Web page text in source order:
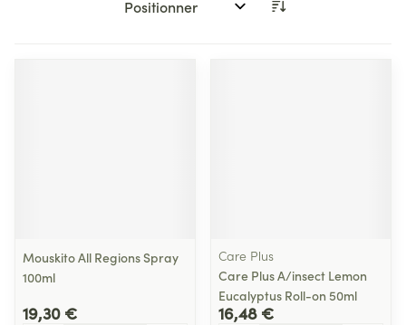
Trier par:
Mouskito All Regions Spray
100ml
19,30 €
Care Plus
Care Plus A/insect Lemon
Eucalyptus Roll-on 50ml
16,48 €